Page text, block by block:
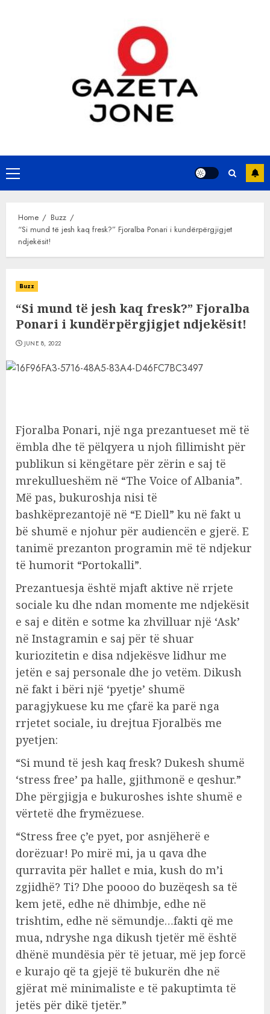
Primary
Menu
Home
Buzz
“Si mund të jesh kaq fresk?” Fjoralba Ponari i kundërpërgjigjet
ndjekësit!
Buzz
“Si mund të jesh kaq fresk?” Fjoralba
Ponari i kundërpërgjigjet ndjekësit!
JUNE 8, 2022
Fjoralba Ponari, një nga prezantueset më të
ëmbla dhe të pëlqyera u njoh fillimisht për
publikun si këngëtare për zërin e saj të
mrekullueshëm në “The Voice of Albania”.
Më pas, bukuroshja nisi të
bashkëprezantojë në “E Diell” ku në fakt u
bë shumë e njohur për audiencën e gjerë. E
tanimë prezanton programin më të ndjekur
të humorit “Portokalli”.
Prezantuesja është mjaft aktive në rrjete
sociale ku dhe ndan momente me ndjekësit
e saj e ditën e sotme ka zhvilluar një ‘Ask’
në Instagramin e saj për të shuar
kuriozitetin e disa ndjekësve lidhur me
jetën e saj personale dhe jo vetëm. Dikush
në fakt i bëri një ‘pyetje’ shumë
paragjykuese ku me çfarë ka parë nga
rrjetet sociale, iu drejtua Fjoralbës me
pyetjen:
“Si mund të jesh kaq fresk? Dukesh shumë
‘stress free’ pa halle, gjithmonë e qeshur.”
Dhe përgjigja e bukuroshes ishte shumë e
vërtetë dhe frymëzuese.
“Stress free ç’e pyet, por asnjëherë e
dorëzuar! Po mirë mi, ja u qava dhe
qurravita për hallet e mia, kush do m’i
zgjidhë? Ti? Dhe poooo do buzëqesh sa të
kem jetë, edhe në dhimbje, edhe në
trishtim, edhe në sëmundje…fakti që me
mua, ndryshe nga dikush tjetër më është
dhënë mundësia për të jetuar, më jep forcë
e kurajo që ta gjejë të bukurën dhe në
gjërat më minimaliste e të pakuptimta të
jetës për dikë tjetër.”